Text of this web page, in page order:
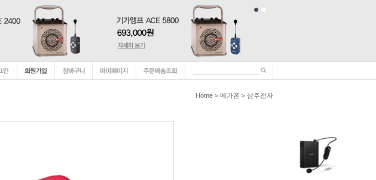
Home > 메가폰 > 삼주전자